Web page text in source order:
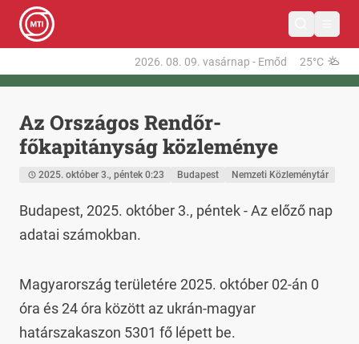
2026. 08. 09. vasárnap - Emőd 25°C
Az Országos Rendőr-
főkapitányság közleménye
2025. október 3., péntek 0:23 Budapest Nemzeti Közleménytár
Budapest, 2025. október 3., péntek - Az előző nap
adatai számokban.
Magyarország területére 2025. október 02-án 0
óra és 24 óra között az ukrán-magyar
határszakaszon 5301 fő lépett be.